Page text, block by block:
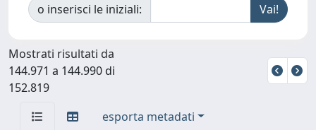
o inserisci le iniziali:
Mostrati risultati da
144.971 a 144.990 di
152.819
esporta metadati